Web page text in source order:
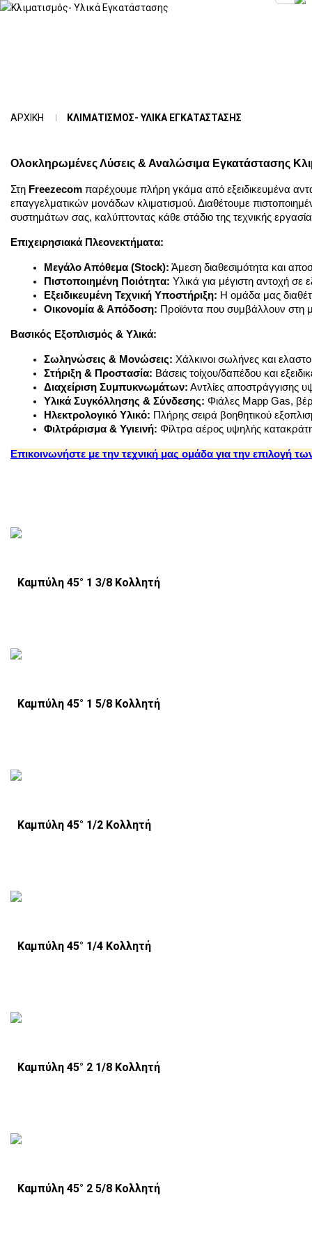
ΑΡΧΙΚΉ ΚΛΙΜΑΤΙΣΜΌΣ- ΥΛΙΚΆ ΕΓΚΑΤΆΣΤΑΣΗΣ
Ολοκληρωμένες Λύσεις & Αναλώσιμα Εγκατάστασης
Στη Freezecom παρέχουμε πλήρη γκάμα από εξειδικευμένα
επαγγελματικών μονάδων κλιματισμού. Διαθέτουμε
συστημάτων σας, καλύπτοντας κάθε στάδιο της τεχνικής
Επιχειρησιακά Πλεονεκτήματα:
Μεγάλο Απόθεμα (Stock): Άμεση διαθεσιμότητα και
Πιστοποιημένη Ποιότητα: Υλικά για μέγιστη αντοχή σε
Εξειδικευμένη Τεχνική Υποστήριξη: Η ομάδα μας
Οικονομία & Απόδοση: Προϊόντα που συμβάλλουν στη
Βασικός Εξοπλισμός & Υλικά:
Σωληνώσεις & Μονώσεις: Χάλκινοι σωλήνες και
Στήριξη & Προστασία: Βάσεις τοίχου/δαπέδου και
Διαχείριση Συμπυκνωμάτων: Αντλίες αποστράγγισης
Υλικά Συγκόλλησης & Σύνδεσης: Φιάλες Mapp Gas,
Ηλεκτρολογικό Υλικό: Πλήρης σειρά βοηθητικού
Φιλτράρισμα & Υγιεινή: Φίλτρα αέρος υψηλής
Επικοινωνήστε με την τεχνική μας ομάδα για την επιλογή
Καμπύλη 45° 1 3/8 Κολλητή
Καμπύλη 45° 1 5/8 Κολλητή
Καμπύλη 45° 1/2 Κολλητή
Καμπύλη 45° 1/4 Κολλητή
Καμπύλη 45° 2 1/8 Κολλητή
Καμπύλη 45° 2 5/8 Κολλητή